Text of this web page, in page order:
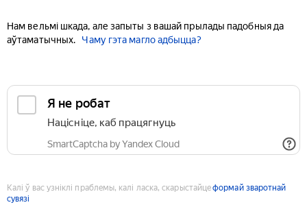
Нам вельмі шкада, але запыты з вашай прылады падобныя да
аўтаматычных.
Чаму гэта магло адбыцца?
Я не робат
Націсніце, каб працягнуць
SmartCaptcha by Yandex Cloud
Калі ў вас узніклі праблемы, калі ласка, скарыстайцеформай зваротнай
сувязі